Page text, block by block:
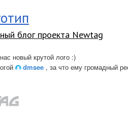
блог проекта Newtag
новый крутой лого :)
dmsee , за что ему громадный